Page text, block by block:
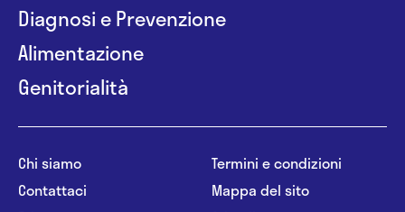
Diagnosi e Prevenzione
Alimentazione
Genitorialità
Chi siamo
Contattaci
Termini e condizioni
Mappa del sito